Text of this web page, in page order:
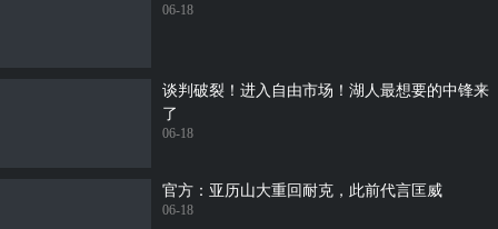
06-18
谈判破裂！进入自由市场！湖人最想要的中锋来
了
06-18
官方：亚历山大重回耐克，此前代言匡威
06-18